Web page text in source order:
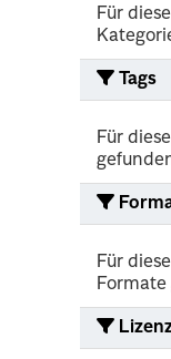
Für
Tags
Für
Für
Formate